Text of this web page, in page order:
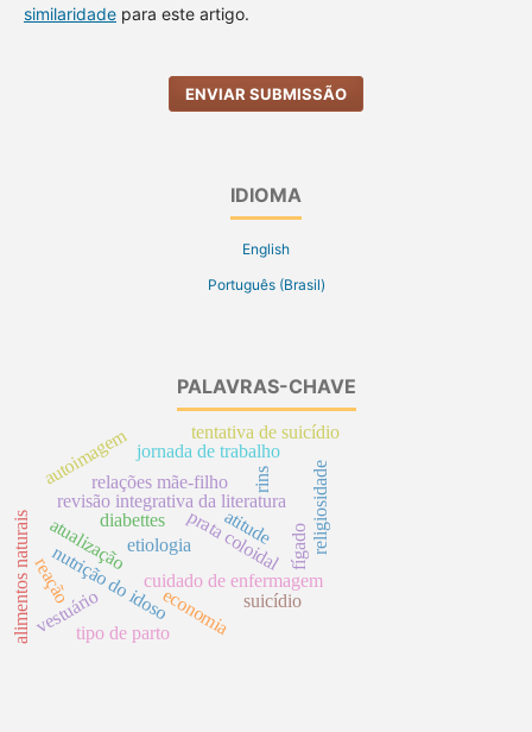
similaridadepara este artigo.
ENVIAR SUBMISSÃO
IDIOMA
English
Português (Brasil)
PALAVRAS-CHAVE
cuidado de enfermagem
prata coloidal
etiologia
revisão integrativa da literatura
atualização
alimentos naturais nutrição do idoso
relações mãe-filho
autoimagem rins
suicídio
jornada de trabalho
vestuário economia
tentativa de suicídio
fígado
reação
diabettes atitude religiosidade
tipo de parto